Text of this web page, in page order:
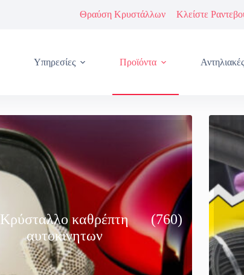
Θραύση Κρυστάλλων Κλείστε
Υπηρεσίες Προϊόντα
Κρύσταλλο καθρέπτη
αυτοκινητων
(760)